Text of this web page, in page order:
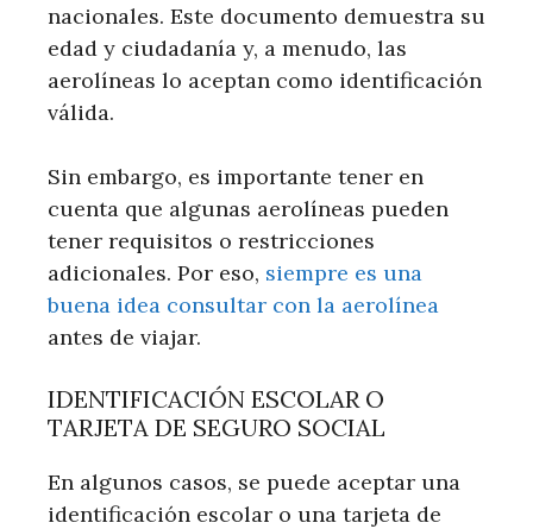
nacionales. Este documento demuestra su
edad y ciudadanía y, a menudo, las
aerolíneas lo aceptan como identificación
válida.
Sin embargo, es importante tener en
cuenta que algunas aerolíneas pueden
tener requisitos o restricciones
adicionales. Por eso, siempre es una
buena idea consultar con la aerolínea
antes de viajar.
IDENTIFICACIÓN ESCOLAR O
TARJETA DE SEGURO SOCIAL
En algunos casos, se puede aceptar una
identificación escolar o una tarjeta de